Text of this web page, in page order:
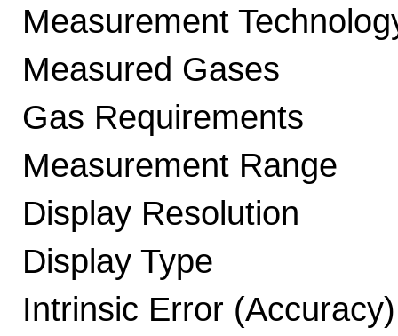
Measurement
Measured Gases
Gas Requirements
Measurement Range
Display Resolution
Display Type
Intrinsic Error (Accuracy)